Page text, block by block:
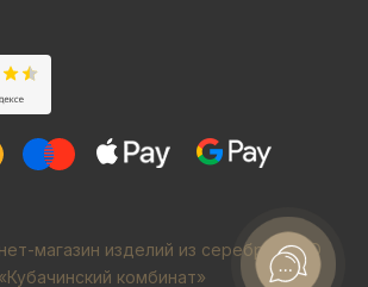
магазин изделий из серебра. ООО
«Кубачинский комбинат»
вопросы, вы всегда
можете написать нам